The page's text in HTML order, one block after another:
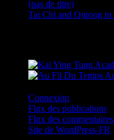
(pas de titre)
Tai Chi and Qigong in
Connexion
Flux des publications
Flux des commentaires
Site de WordPress-FR